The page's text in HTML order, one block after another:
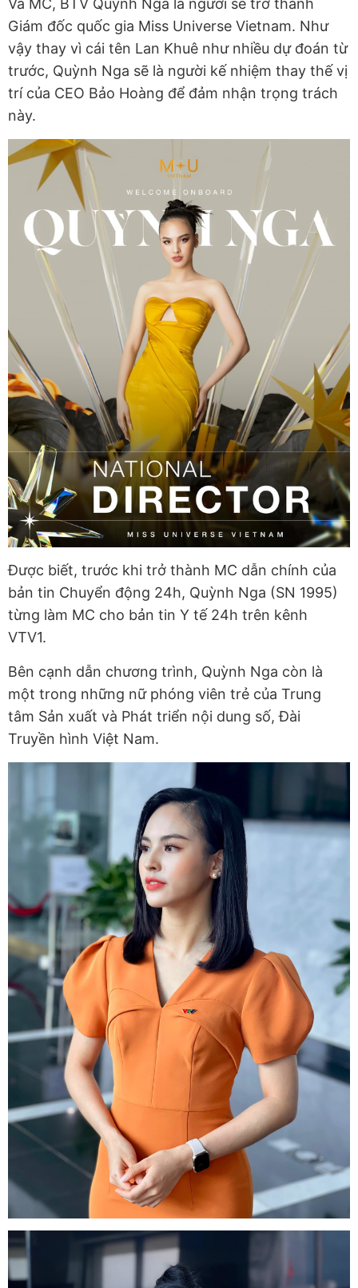
Và MC, BTV Quỳnh Nga là người sẽ trở thành
Giám đốc quốc gia Miss Universe Vietnam. Như
vậy thay vì cái tên Lan Khuê như nhiều dự đoán từ
trước, Quỳnh Nga sẽ là người kế nhiệm thay thế vị
trí của CEO Bảo Hoàng để đảm nhận trọng trách
này.
Được biết, trước khi trở thành MC dẫn chính của
bản tin Chuyển động 24h, Quỳnh Nga (SN 1995)
từng làm MC cho bản tin Y tế 24h trên kênh
VTV1.
Bên cạnh dẫn chương trình, Quỳnh Nga còn là
một trong những nữ phóng viên trẻ của Trung
tâm Sản xuất và Phát triển nội dung số, Đài
Truyền hình Việt Nam.